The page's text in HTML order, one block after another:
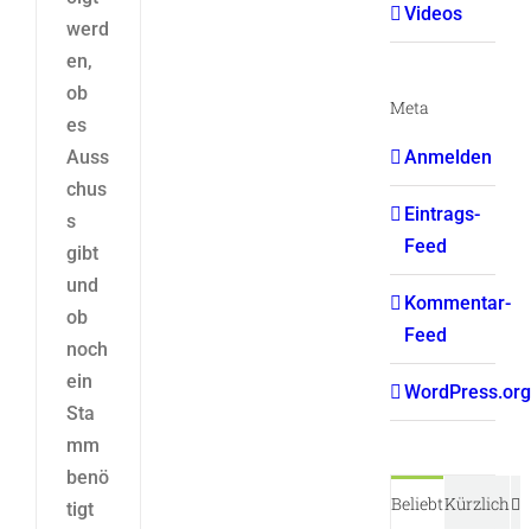
werd
en,
ob
es
Auss
chus
s
gibt
und
ob
noch
ein
Sta
mm
benö
tigt
Videos
Meta
Anmelden
Eintrags-
Feed
Kommentar-
Feed
WordPress.org
BeliebtKürzlich